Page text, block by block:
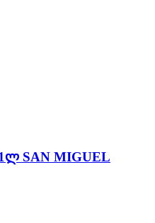
SAN MIGUEL